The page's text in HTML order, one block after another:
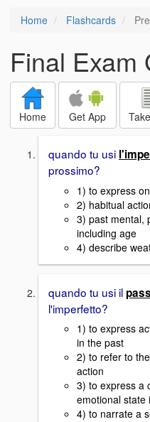
Home Flashcards
Final Exam
Home Get App
quando tu usi
prossimo?
1) to express
2) habitual
3) past mental,
including age
4) describe
quando tu usi il
l'imperfetto?
1) to express
in the past
2) to refer to
action
3) to express a
emotional state
4) to narrate a